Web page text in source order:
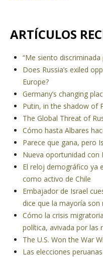
ARTÍCULOS
“Me siento
Does Russia’s exiled
Europe?
Germany’s changing
Putin, in the shadow of
The Global Threat of
Cómo hasta Albares
Parece que gana, pero
Nueva oportunidad con
El reloj demográfico ya
como activo de Chile
Embajador de Israel
dice que la mayoría son
Cómo la crisis
política, avivada por las
The U.S. Won the War
Las elecciones